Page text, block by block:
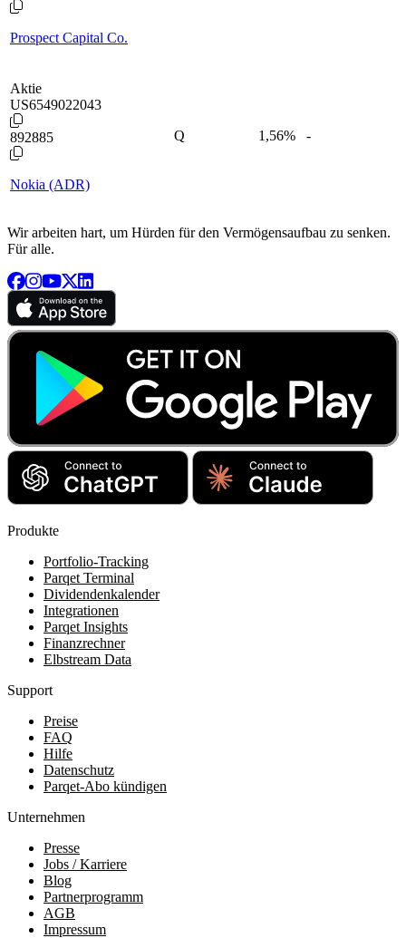
Prospect Capital Co.
Aktie
US6549022043
892885
Nokia (ADR)
Q 1,56% -
Wir arbeiten hart, um Hürden für den Vermögensaufbau zu senken.
Für alle.
Produkte
Portfolio-Tracking
Parqet Terminal
Dividendenkalender
Integrationen
Parqet Insights
Finanzrechner
Elbstream Data
Support
Preise
FAQ
Hilfe
Datenschutz
Parqet-Abo kündigen
Unternehmen
Presse
Jobs / Karriere
Blog
Partnerprogramm
AGB
Impressum